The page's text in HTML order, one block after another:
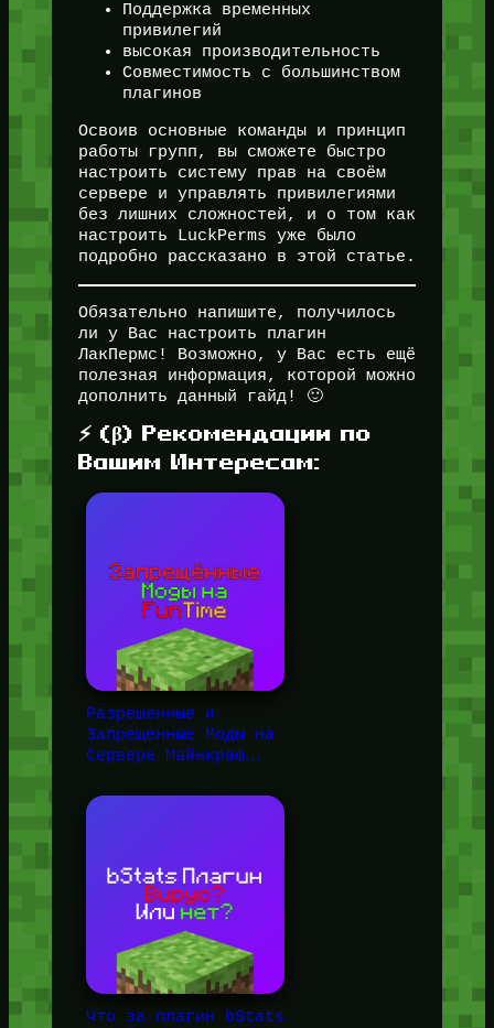
Поддержка временных
привилегий
высокая производительность
Совместимость с большинством
плагинов
Освоив основные команды и принцип
работы групп, вы сможете быстро
настроить систему прав на своём
сервере и управлять привилегиями
без лишних сложностей, и о том как
настроить LuckPerms уже было
подробно рассказано в этой статье.
Обязательно напишите, получилось
ли у Вас настроить плагин
ЛакПермс! Возможно, у Вас есть ещё
полезная информация, которой можно
дополнить данный гайд! 🙂
⚡ (β) Рекомендации по
Вашим Интересам:
Разрешенные и
Запрещенные Моды на
Сервере Майнкраф…
Что за плагин bStats